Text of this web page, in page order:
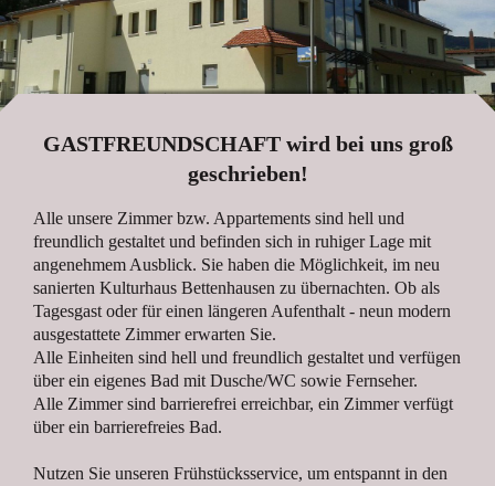
GASTFREUNDSCHAFT wird bei uns groß
geschrieben!
Alle unsere Zimmer bzw. Appartements sind hell und
freundlich gestaltet und befinden sich in ruhiger Lage mit
angenehmem Ausblick. Sie haben die Möglichkeit, im neu
sanierten Kulturhaus Bettenhausen zu übernachten. Ob als
Tagesgast oder für einen längeren Aufenthalt - neun modern
ausgestattete Zimmer erwarten Sie.
Alle Einheiten sind hell und freundlich gestaltet und verfügen
über ein eigenes Bad mit Dusche/WC sowie Fernseher.
Alle Zimmer sind barrierefrei erreichbar, ein Zimmer verfügt
über ein barrierefreies Bad.
Nutzen Sie unseren Frühstücksservice, um entspannt in den